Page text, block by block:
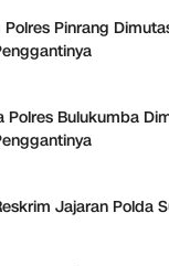
Polres Pinrang
Polres Bulukumba
Jajaran Polda